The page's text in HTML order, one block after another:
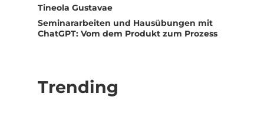
Tineola Gustavae
Seminararbeiten und Hausübungen mit
ChatGPT: Vom dem Produkt zum Prozess
Trending